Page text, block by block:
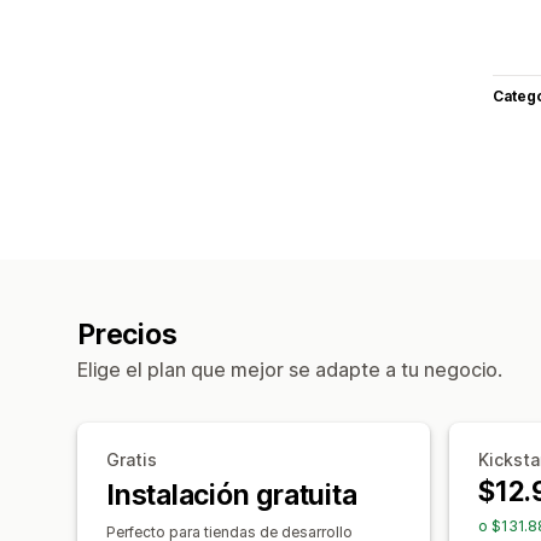
Precios
Elige el plan que mejor se adapte a tu negocio.
Gratis
Instalación gratuita
Perfecto para tiendas de desarrollo
o